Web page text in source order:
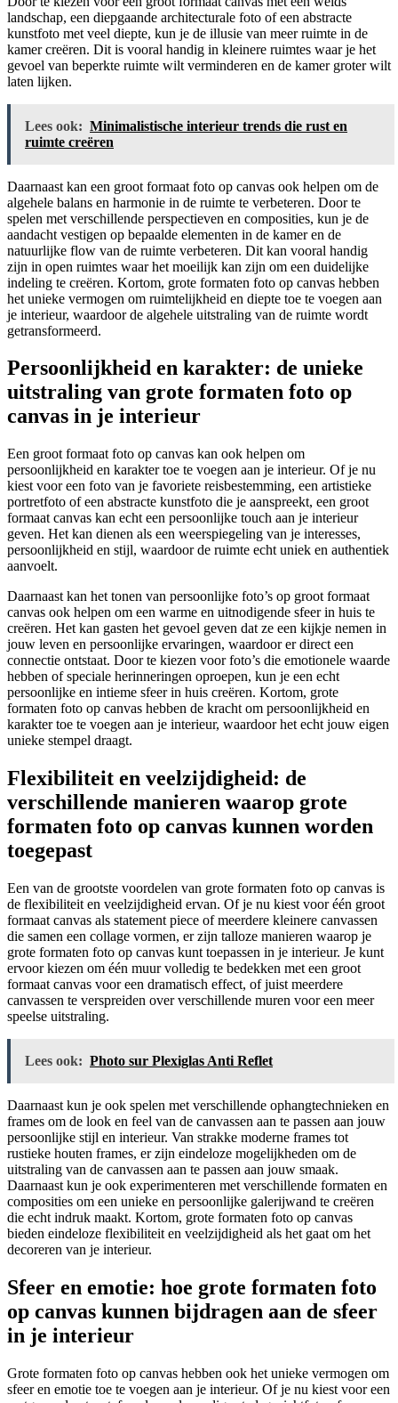
landschap, een diepgaande architecturale foto of een abstracte
kunstfoto met veel diepte, kun je de illusie van meer ruimte in de
kamer creëren. Dit is vooral handig in kleinere ruimtes waar je het
gevoel van beperkte ruimte wilt verminderen en de kamer groter wilt
laten lijken.
Lees ook: Minimalistische interieur trends die rust en
ruimte creëren
Daarnaast kan een groot formaat foto op canvas ook helpen om de
algehele balans en harmonie in de ruimte te verbeteren. Door te
spelen met verschillende perspectieven en composities, kun je de
aandacht vestigen op bepaalde elementen in de kamer en de
natuurlijke flow van de ruimte verbeteren. Dit kan vooral handig
zijn in open ruimtes waar het moeilijk kan zijn om een duidelijke
indeling te creëren. Kortom, grote formaten foto op canvas hebben
het unieke vermogen om ruimtelijkheid en diepte toe te voegen aan
je interieur, waardoor de algehele uitstraling van de ruimte wordt
getransformeerd.
Persoonlijkheid en karakter: de unieke
uitstraling van grote formaten foto op
canvas in je interieur
Een groot formaat foto op canvas kan ook helpen om
persoonlijkheid en karakter toe te voegen aan je interieur. Of je nu
kiest voor een foto van je favoriete reisbestemming, een artistieke
portretfoto of een abstracte kunstfoto die je aanspreekt, een groot
formaat canvas kan echt een persoonlijke touch aan je interieur
geven. Het kan dienen als een weerspiegeling van je interesses,
persoonlijkheid en stijl, waardoor de ruimte echt uniek en authentiek
aanvoelt.
Daarnaast kan het tonen van persoonlijke foto’s op groot formaat
canvas ook helpen om een warme en uitnodigende sfeer in huis te
creëren. Het kan gasten het gevoel geven dat ze een kijkje nemen in
jouw leven en persoonlijke ervaringen, waardoor er direct een
connectie ontstaat. Door te kiezen voor foto’s die emotionele waarde
hebben of speciale herinneringen oproepen, kun je een echt
persoonlijke en intieme sfeer in huis creëren. Kortom, grote
formaten foto op canvas hebben de kracht om persoonlijkheid en
karakter toe te voegen aan je interieur, waardoor het echt jouw eigen
unieke stempel draagt.
Flexibiliteit en veelzijdigheid: de
verschillende manieren waarop grote
formaten foto op canvas kunnen worden
toegepast
Een van de grootste voordelen van grote formaten foto op canvas is
de flexibiliteit en veelzijdigheid ervan. Of je nu kiest voor één groot
formaat canvas als statement piece of meerdere kleinere canvassen
die samen een collage vormen, er zijn talloze manieren waarop je
grote formaten foto op canvas kunt toepassen in je interieur. Je kunt
ervoor kiezen om één muur volledig te bedekken met een groot
formaat canvas voor een dramatisch effect, of juist meerdere
canvassen te verspreiden over verschillende muren voor een meer
speelse uitstraling.
Lees ook: Photo sur Plexiglas Anti Reflet
Daarnaast kun je ook spelen met verschillende ophangtechnieken en
frames om de look en feel van de canvassen aan te passen aan jouw
persoonlijke stijl en interieur. Van strakke moderne frames tot
rustieke houten frames, er zijn eindeloze mogelijkheden om de
uitstraling van de canvassen aan te passen aan jouw smaak.
Daarnaast kun je ook experimenteren met verschillende formaten en
composities om een unieke en persoonlijke galerijwand te creëren
die echt indruk maakt. Kortom, grote formaten foto op canvas
bieden eindeloze flexibiliteit en veelzijdigheid als het gaat om het
decoreren van je interieur.
Sfeer en emotie: hoe grote formaten foto
op canvas kunnen bijdragen aan de sfeer
in je interieur
Grote formaten foto op canvas hebben ook het unieke vermogen om
sfeer en emotie toe te voegen aan je interieur. Of je nu kiest voor een